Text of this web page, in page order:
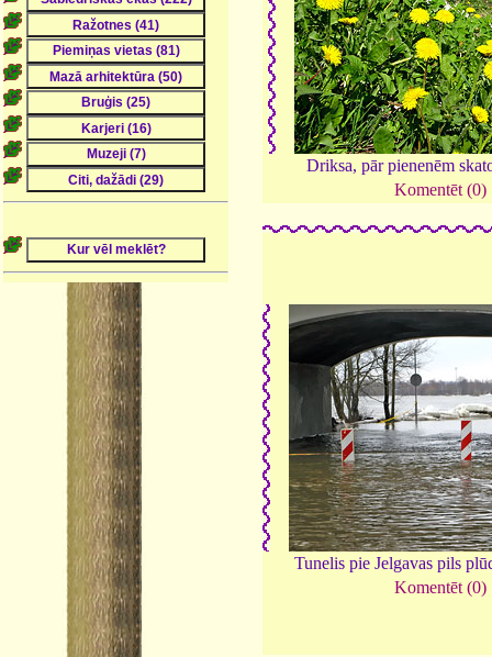
Driksa, pār pienenēm
Komentēt (0)
Tunelis pie Jelgavas pils
Komentēt (0)